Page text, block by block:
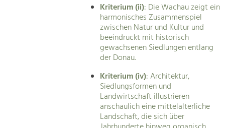
Kriterium (ii): Die Wachau zeigt ein
harmonisches Zusammenspiel
zwischen Natur und Kultur und
beeindruckt mit historisch
gewachsenen Siedlungen entlang
der Donau.
Kriterium (iv): Architektur,
Siedlungsformen und
Landwirtschaft illustrieren
anschaulich eine mittelalterliche
Landschaft, die sich über